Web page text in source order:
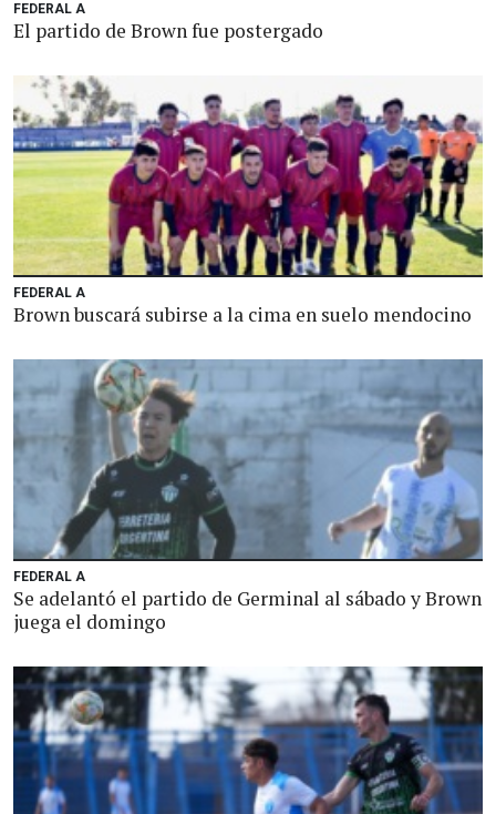
FEDERAL A
El partido de Brown fue postergado
FEDERAL A
Brown buscará subirse a la cima en suelo mendocino
FEDERAL A
Se adelantó el partido de Germinal al sábado y Brown
juega el domingo